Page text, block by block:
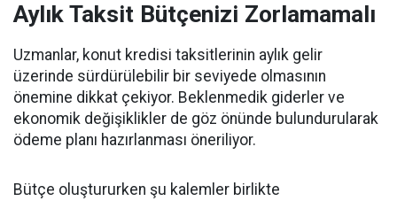
Aylık Taksit Bütçenizi Zorlamamalı
Uzmanlar, konut kredisi taksitlerinin aylık gelir
üzerinde sürdürülebilir bir seviyede olmasının
önemine dikkat çekiyor. Beklenmedik giderler ve
ekonomik değişiklikler de göz önünde bulundurularak
ödeme planı hazırlanması öneriliyor.
Bütçe oluştururken şu kalemler birlikte